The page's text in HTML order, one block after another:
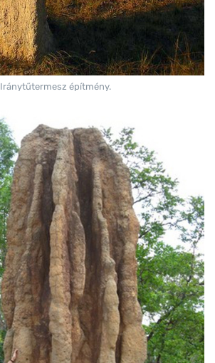
Iránytűtermesz építmény.